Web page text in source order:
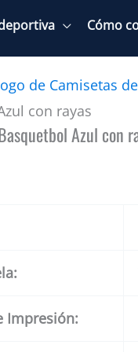
Cómo
de Camisetas
con rayas
Azul con
Impresión: